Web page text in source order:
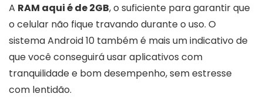
A RAM aqui é de 2GB, o suficiente para garantir que
o celular não fique travando durante o uso. O
sistema Android 10 também é mais um indicativo de
que você conseguirá usar aplicativos com
tranquilidade e bom desempenho, sem estresse
com lentidão.